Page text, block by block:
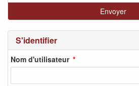
S'identifier
Nom d'utilisateur